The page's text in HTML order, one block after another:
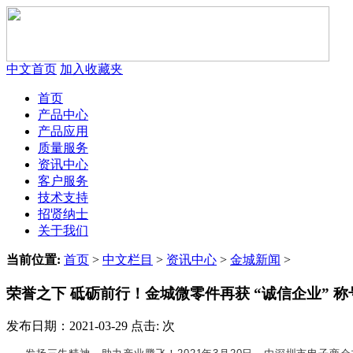
中文首页 加入收藏夹
首页
产品中心
产品应用
质量服务
资讯中心
客户服务
技术支持
招贤纳士
关于我们
当前位置: 首页 > 中文栏目 > 资讯中心 > 金城新闻 >
荣誉之下 砥砺前行！金城微零件再获 “诚信企业” 称
发布日期：2021-03-29 点击: 次